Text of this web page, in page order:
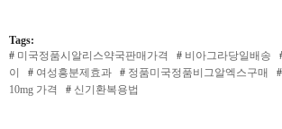
Tags:
# 미국정품시­알리스약국판매가격 # 비­아그라당일배송
이
# 여성흥분제효과 # 정품미국정품비그알엑스구매 #
10mg 가격
# 신기환복용법